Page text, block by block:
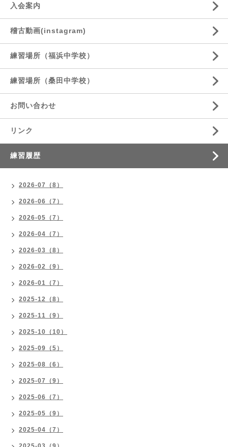
入会案内
稽古動画(instagram)
練習場所（福浜中学校）
練習場所（桑田中学校）
お問い合わせ
リンク
練習履歴
2026-07（8）
2026-06（7）
2026-05（7）
2026-04（7）
2026-03（8）
2026-02（9）
2026-01（7）
2025-12（8）
2025-11（9）
2025-10（10）
2025-09（5）
2025-08（6）
2025-07（9）
2025-06（7）
2025-05（9）
2025-04（7）